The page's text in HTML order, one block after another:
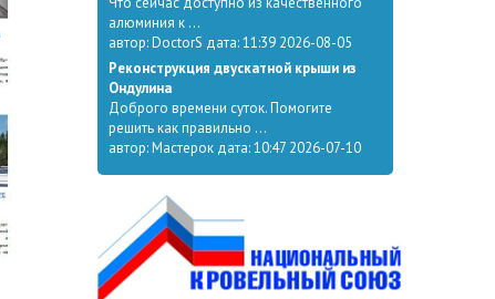
алюминия к ...
автор: DoctorS дата: 11:39 2026-08-05
Реконструкция двускатной крыши из
Ондулина
Доброго времени суток. Помогите
решить как правильно ...
автор: Мастерок дата: 10:47 2026-07-10